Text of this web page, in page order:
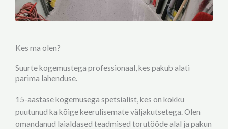
Kes ma olen?
Suurte kogemustega professionaal, kes pakub alati
parima lahenduse.
15-aastase kogemusega spetsialist, kes on kokku
puutunud ka kõige keerulisemate väljakutsetega. Olen
omandanud laialdased teadmised torutööde alal ja pakun